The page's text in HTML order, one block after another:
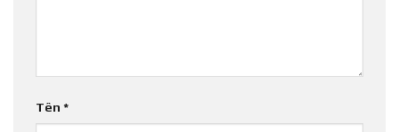
Tên *